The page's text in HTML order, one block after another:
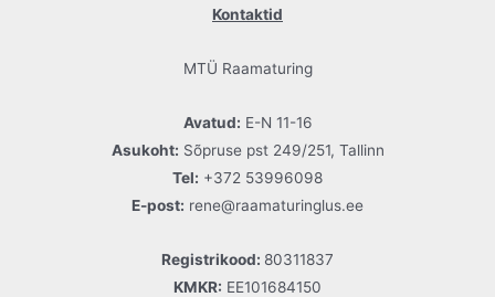
Kontaktid
MTÜ Raamaturing
Avatud: E-N 11-16
Asukoht: Sõpruse pst 249/251, Tallinn
Tel: +372 53996098
E-post: rene@raamaturinglus.ee
Registrikood: 80311837
KMKR: EE101684150